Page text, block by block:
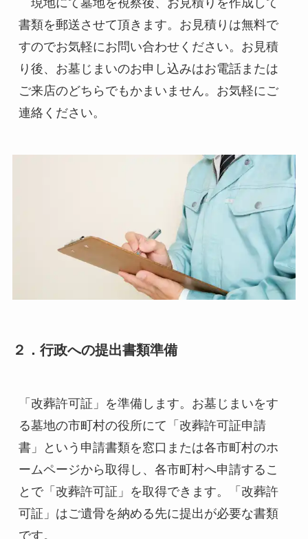
現地にて墓地を視察後、お見積りを作成して
書類を郵送させて頂きます。お見積りは無料で
すのでお気軽にお問い合わせください。お見積
り後、お墓じまいのお申し込みはお電話または
ご来店のどちらでもかまいません。お気軽にご
連絡ください。
２．行政への提出書類準備
「改葬許可証」を準備します。お墓じまいをす
る墓地の市町村の役所にて「改葬許可証申請
書」という申請書類を窓口または各市町村のホ
ームページから取得し、各市町村へ申請するこ
とで「改葬許可証」を取得できます。「改葬許
可証」はご遺骨を納める先に提出が必要な書類